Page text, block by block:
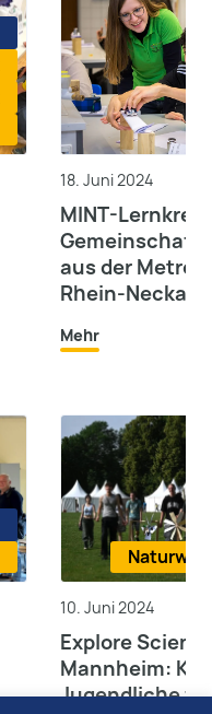
18. Juni 2024
MINT-
aus der
Rhein-Neckar
Mehr
10. Juni 2024
Explore
Mannheim:
Jugendliche